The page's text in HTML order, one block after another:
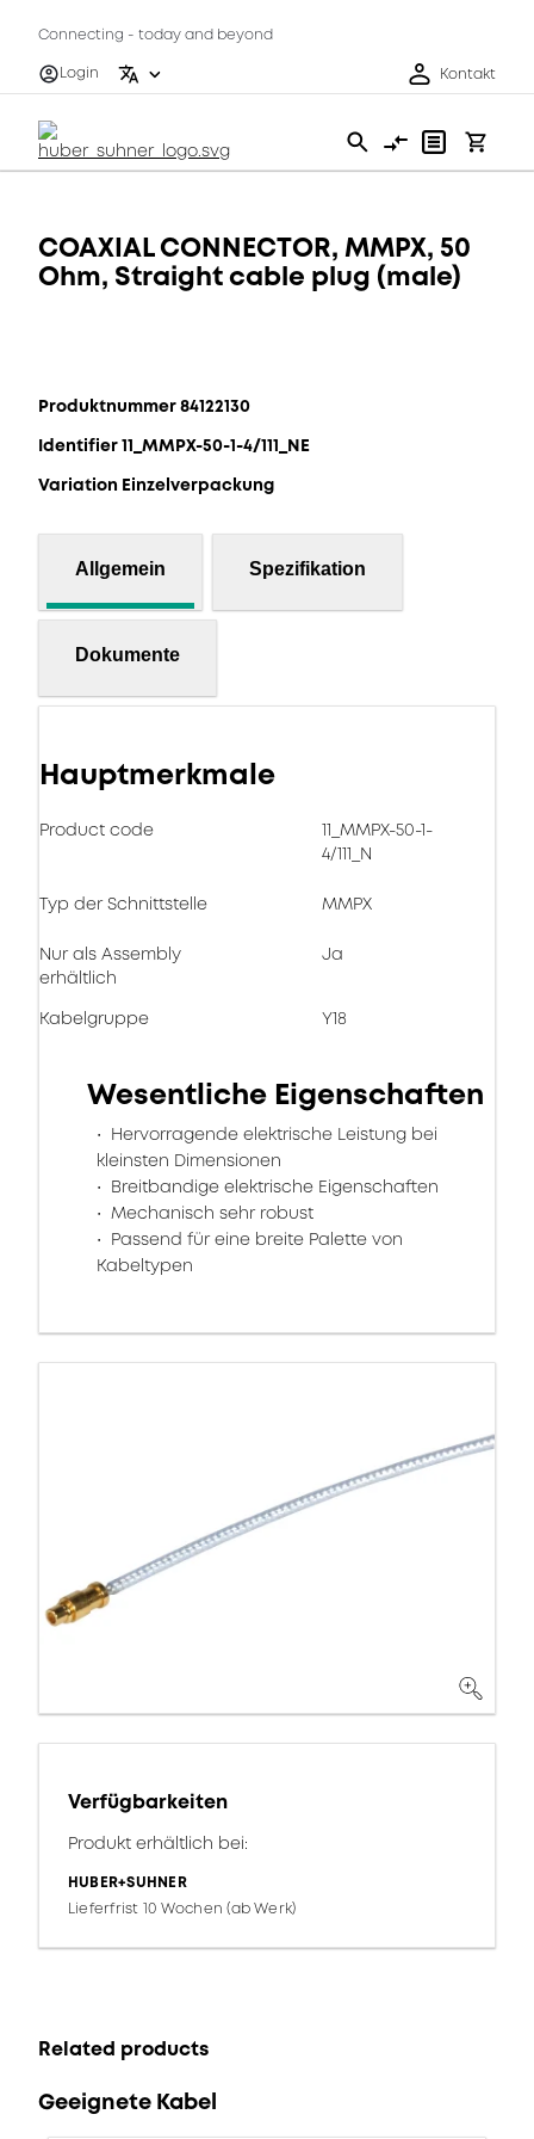
Connecting - today and beyond
Login
Kontakt
COAXIAL CONNECTOR, MMPX, 50
Ohm, Straight cable plug (male)
Produktnummer 84122130
Identifier 11_MMPX-50-1-4/111_NE
Variation Einzelverpackung
Allgemein Spezifikation
Dokumente
Hauptmerkmale
Product code
11_MMPX-50-1-
4/111_N
Typ der Schnittstelle MMPX
Nur als Assembly
erhältlich
Ja
Kabelgruppe Y18
Wesentliche Eigenschaften
Hervorragende elektrische Leistung bei
kleinsten Dimensionen
Breitbandige elektrische Eigenschaften
Mechanisch sehr robust
Passend für eine breite Palette von
Kabeltypen
Verfügbarkeiten
Produkt erhältlich bei:
HUBER+SUHNER
Lieferfrist 10 Wochen (ab Werk)
Related products
Geeignete Kabel